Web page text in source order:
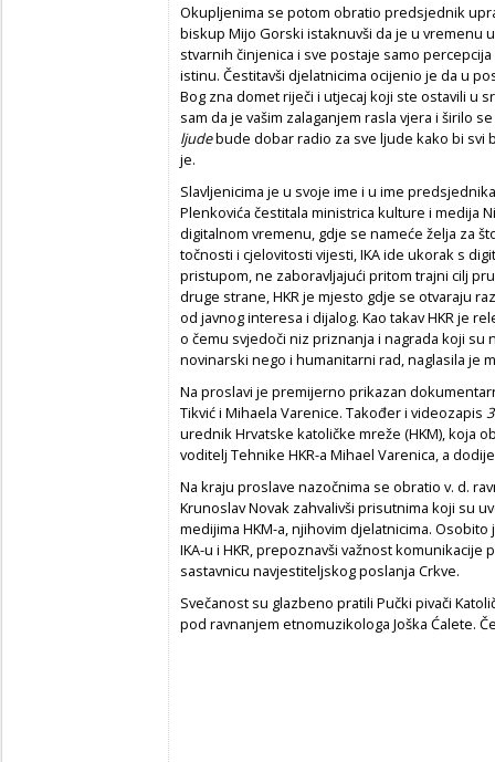
Okupljenima se potom obratio predsjednik
biskup Mijo Gorski istaknuvši da je u vremenu
stvarnih činjenica i sve postaje samo
istinu. Čestitavši djelatnicima ocijenio je da u
Bog zna domet riječi i utjecaj koji ste ostavili u
sam da je vašim zalaganjem rasla vjera i širilo
ljudebude dobar radio za sve ljude kako bi svi
je.
Slavljenicima je u svoje ime i u ime
Plenkovića čestitala ministrica kulture i medija
digitalnom vremenu, gdje se nameće želja za
točnosti i cjelovitosti vijesti, IKA ide ukorak s
pristupom, ne zaboravljajući pritom trajni cilj
druge strane, HKR je mjesto gdje se otvaraju
od javnog interesa i dijalog. Kao takav HKR je
o čemu svjedoči niz priznanja i nagrada koji
novinarski nego i humanitarni rad, naglasila je
Na proslavi je premijerno prikazan
Tikvić i Mihaela Varenice. Također i videozapis
urednik Hrvatske katoličke mreže (HKM), koja
voditelj Tehnike HKR-a Mihael Varenica, a
Na kraju proslave nazočnima se obratio v. d.
Krunoslav Novak zahvalivši prisutnima koji su
medijima HKM-a, njihovim djelatnicima.
IKA-u i HKR, prepoznavši važnost
sastavnicu navjestiteljskog poslanja Crkve.
Svečanost su glazbeno pratili Pučki pivači
pod ravnanjem etnomuzikologa Joška Ćalete.